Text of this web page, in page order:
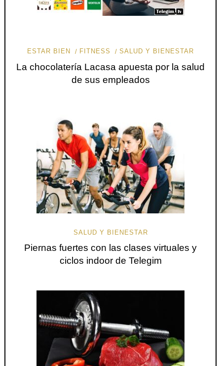
ESTAR BIEN FITNESS SALUD Y BIENESTAR
La chocolatería Lacasa apuesta por la salud
de sus empleados
SALUD Y BIENESTAR
Piernas fuertes con las clases virtuales y
ciclos indoor de Telegim